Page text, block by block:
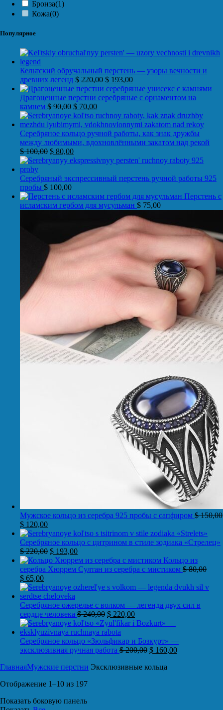
Бронза(1)
Кожа(0)
Популярное
Кельтский обручальный перстень — узоры вечности и
древних легенд $220,00 $ 193,00
Драгоценные перстни серебряные с орнаментом на
камнем $90,00 $ 70,00
Серебряное кольцо ручной работы, как знак дружбы
между любимыми, вдохновлёнными закатом над рекой
$100,00 $ 80,00
Серебряный экспрессивный перстень ручной работы 925
пробы $ 100,00
Перстень с
исламским гербом для мусульман $ 75,00
Мужское кольцо из серебра 925 пробы с сапфиром $150,00
$ 120,00
Серебряное кольцо с цитрином в стиле зодиака «Стрелец»
$220,00 $ 193,00
Кольцо из
серебра Хюррем Султан из серебра с мистиком $80,00
$ 65,00
Серебряное ожерелье с волком — легенда двух сил в
сердце человека $240,00 $ 220,00
Серебряное кольцо «Зюльфикар и Бозкурт» —
эксклюзивная ручная работа $200,00 $ 160,00
ГлавнаяМужские перстни Эксклюзивные кольца
Отображение 1–10 из 197
Показать боковую панель